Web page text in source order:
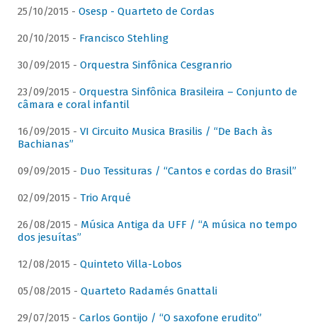
25/10/2015 - Osesp - Quarteto de Cordas
20/10/2015 - Francisco Stehling
30/09/2015 - Orquestra Sinfônica Cesgranrio
23/09/2015 - Orquestra Sinfônica Brasileira – Conjunto de
câmara e coral infantil
16/09/2015 - VI Circuito Musica Brasilis / “De Bach às
Bachianas”
09/09/2015 - Duo Tessituras / “Cantos e cordas do Brasil”
02/09/2015 - Trio Arqué
26/08/2015 - Música Antiga da UFF / “A música no tempo
dos jesuítas”
12/08/2015 - Quinteto Villa-Lobos
05/08/2015 - Quarteto Radamés Gnattali
29/07/2015 - Carlos Gontijo / “O saxofone erudito”